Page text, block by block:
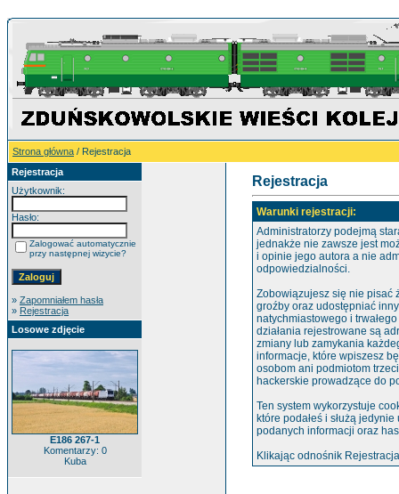
Strona główna / Rejestracja
Rejestracja
Użytkownik:
Hasło:
Zalogować automatycznie
przy następnej wizycie?
» Zapomniałem hasła
» Rejestracja
Losowe zdjęcie
E186 267-1
Komentarzy: 0
Kuba
Rejestracja
Warunki rejestracji:
Administratorzy podejmą
jednakże nie zawsze jest
i opinie jego autora a nie
odpowiedzialności.
Zobowiązujesz się nie pisać
groźby oraz udostępniać
natychmiastowego i
działania rejestrowane są
zmiany lub zamykania
informacje, które wpiszesz
osobom ani podmiotom
hackerskie prowadzące do
Ten system wykorzystuje
które podałeś i służą
podanych informacji oraz
Klikając odnośnik